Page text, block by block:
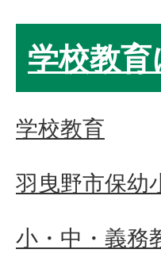
学校教育
学校教育
羽曳野市保幼
小・中・義務